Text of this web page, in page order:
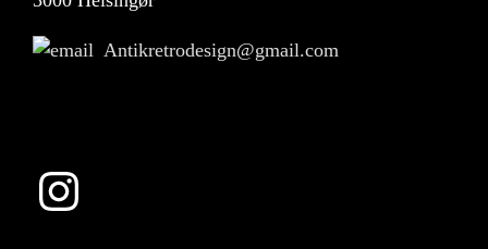
Antikretrodesign@gmail.com